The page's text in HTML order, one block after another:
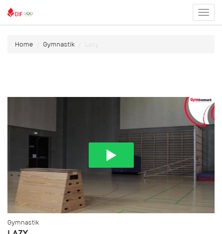
menu
Home Gymnastik Lazy
Gymnastik